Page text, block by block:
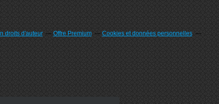
droits d'auteur Offre Premium
Cookies et données personnelles